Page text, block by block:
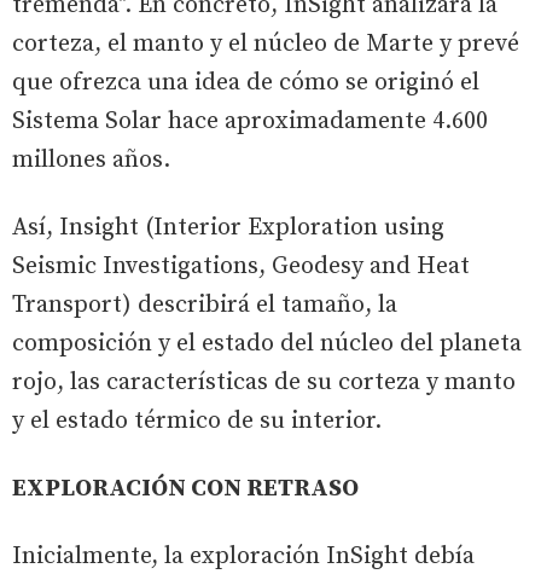
corteza, el manto y el núcleo de Marte y prevé
que ofrezca una idea de cómo se originó el
Sistema Solar hace aproximadamente 4.600
millones años.
Así, Insight (Interior Exploration using
Seismic Investigations, Geodesy and Heat
Transport) describirá el tamaño, la
composición y el estado del núcleo del planeta
rojo, las características de su corteza y manto
y el estado térmico de su interior.
EXPLORACIÓN CON RETRASO
Inicialmente, la exploración InSight debía